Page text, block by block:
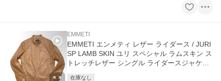
EMMETI
EMMETI エンメティ レザー ライダース / JURI
SP LAMB SKIN ユリ スペシャル ラムスキン ス
トレッチレザー シングル ライダースジャケッ
在庫なし